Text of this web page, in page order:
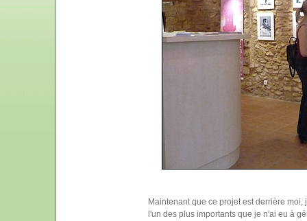
Maintenant que ce projet est derrière
l'un des plus importants que je n'ai eu à